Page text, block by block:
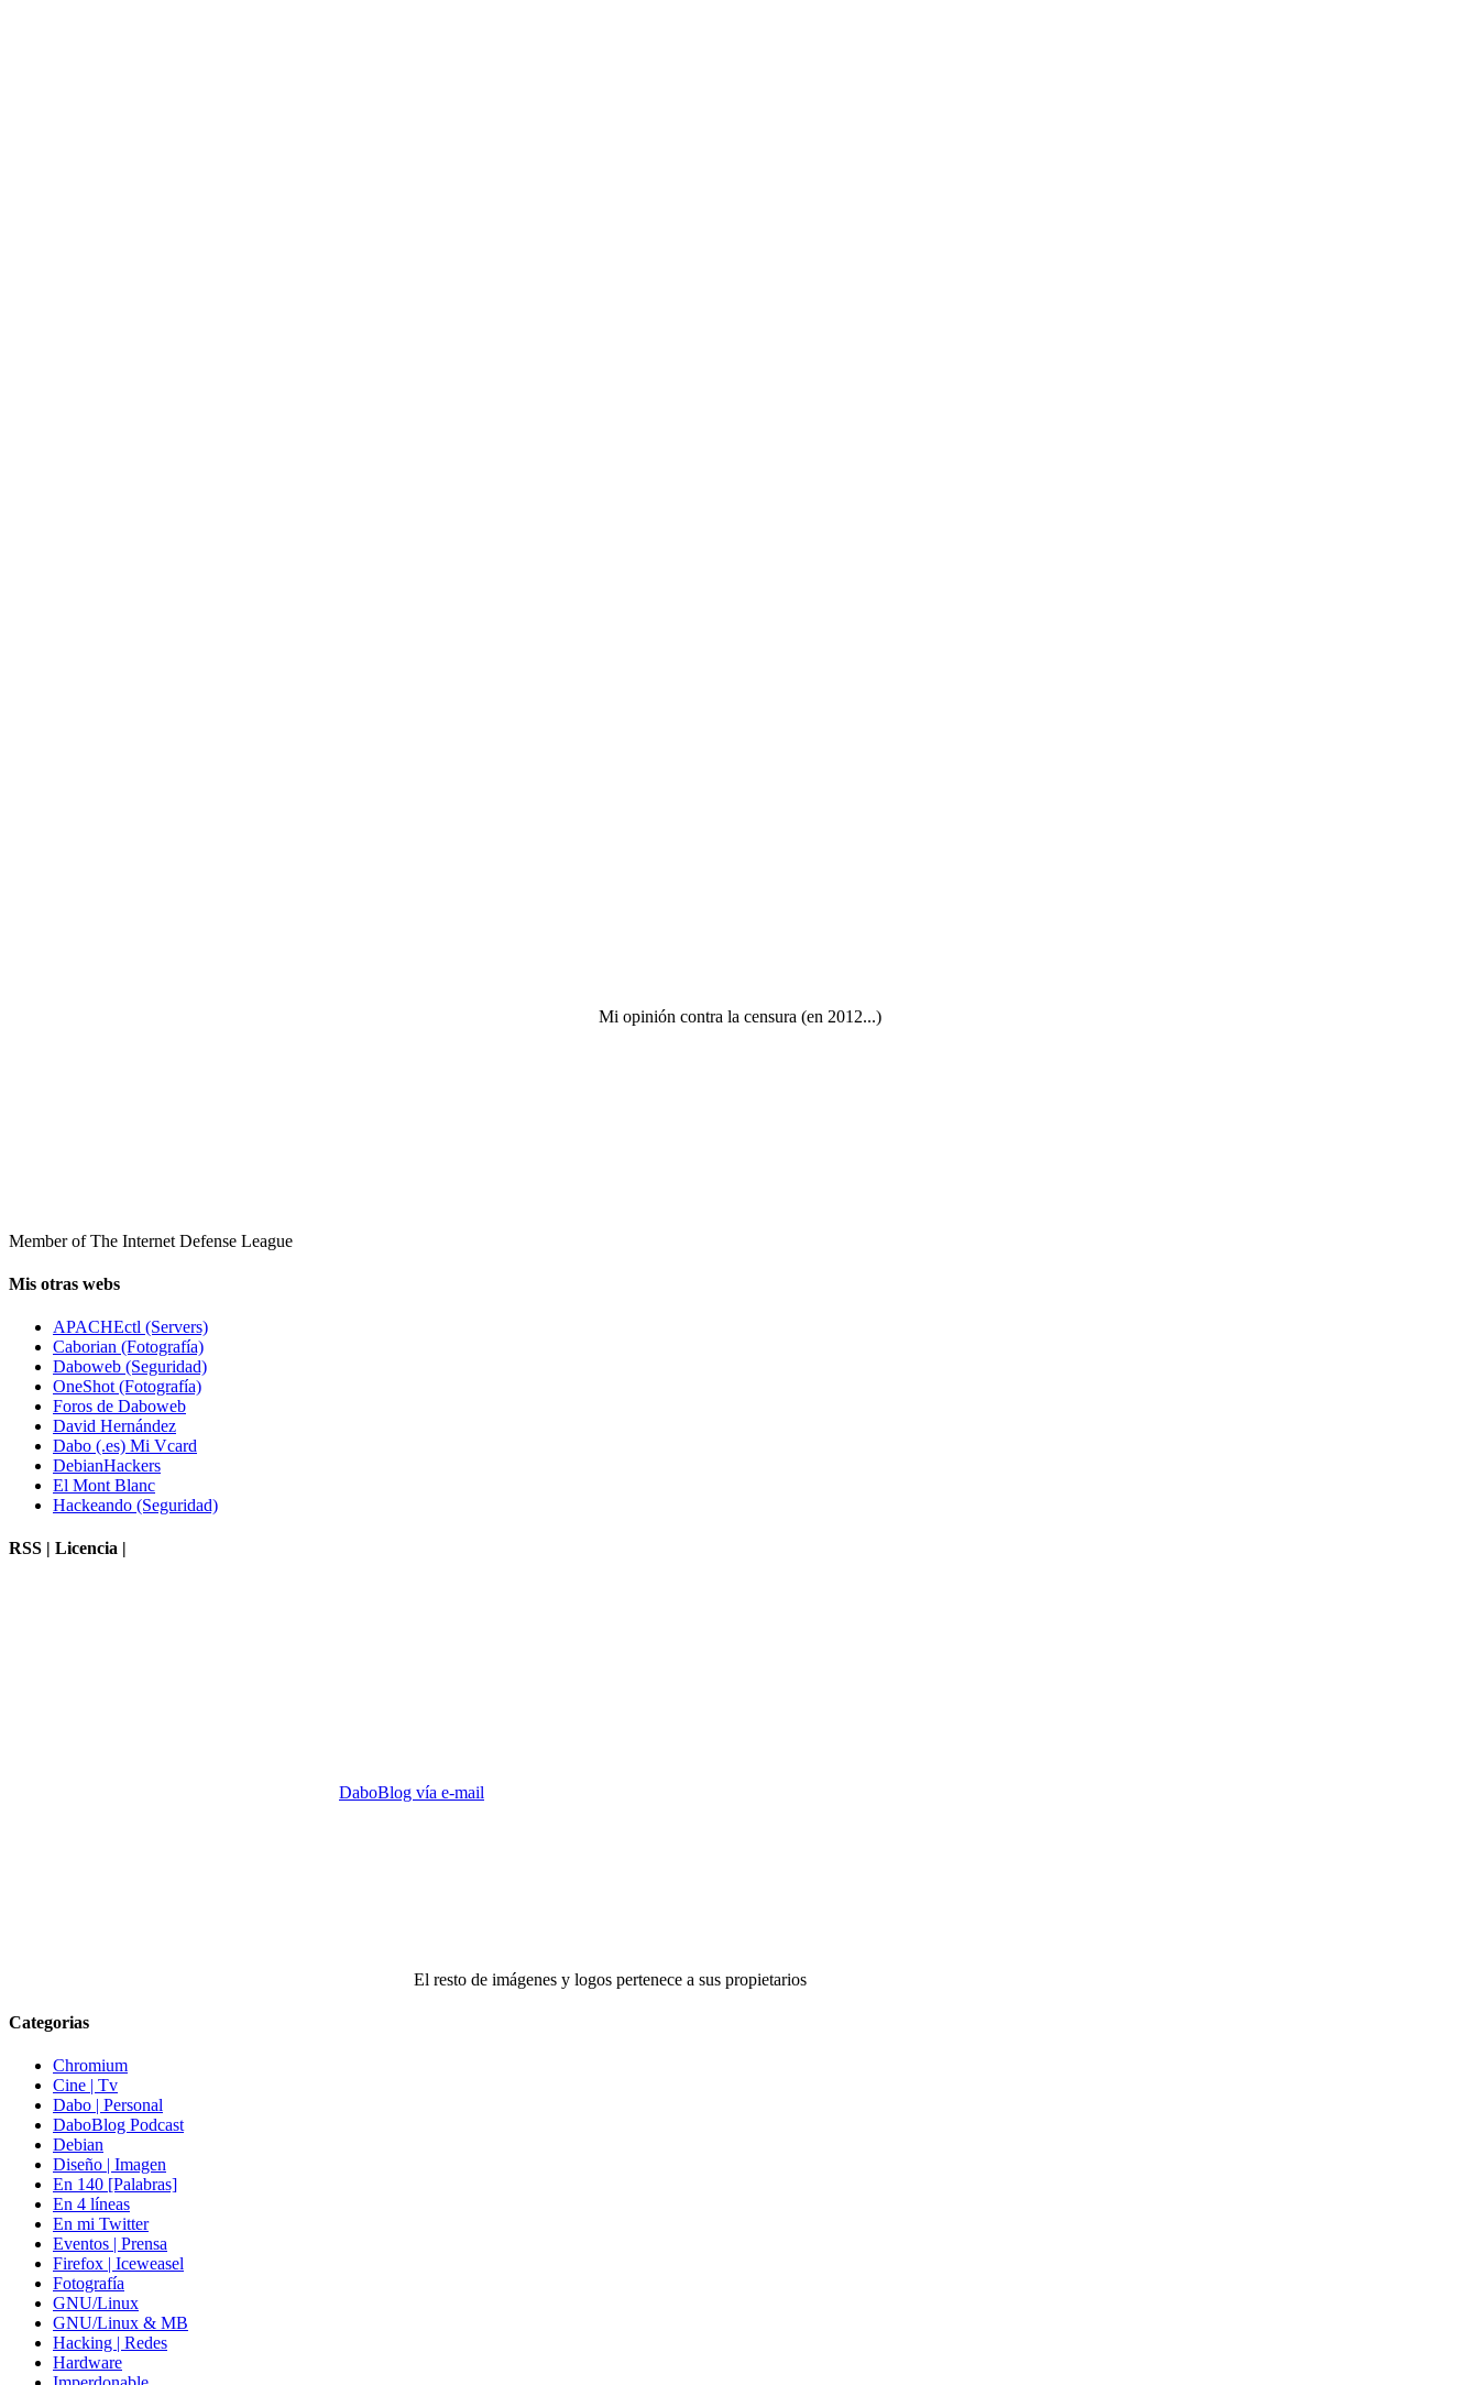
Mi opinión contra la censura (en 2012...)
Member of The Internet Defense League
Mis otras webs
APACHEctl (Servers)
Caborian (Fotografía)
Daboweb (Seguridad)
OneShot (Fotografía)
Foros de Daboweb
David Hernández
Dabo (.es) Mi Vcard
DebianHackers
El Mont Blanc
Hackeando (Seguridad)
RSS | Licencia |
DaboBlog vía e-mail
El resto de imágenes y logos pertenece a sus propietarios
Categorias
Chromium
Cine | Tv
Dabo | Personal
DaboBlog Podcast
Debian
Diseño | Imagen
En 140 [Palabras]
En 4 líneas
En mi Twitter
Eventos | Prensa
Firefox | Iceweasel
Fotografía
GNU/Linux
GNU/Linux & MB
Hacking | Redes
Hardware